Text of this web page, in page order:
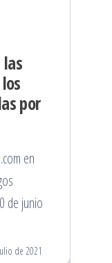
por
en
de junio
de 2021